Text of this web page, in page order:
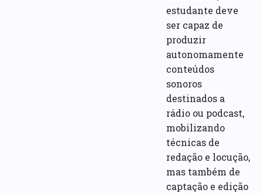
estudante deve
ser capaz de
produzir
autonomamente
conteúdos
sonoros
destinados a
rádio ou podcast,
mobilizando
técnicas de
redação e locução,
mas também de
captação e edição